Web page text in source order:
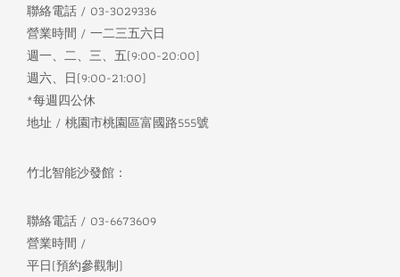
聯絡電話 / 03-3029336
營業時間 / 一二三五六日
週一、二、三、五(9:00-20:00)
週六、日(9:00-21:00)
*每週四公休
地址 / 桃園市桃園區富國路555號
竹北智能沙發館：
聯絡電話 / 03-6673609
營業時間 /
平日(預約參觀制)